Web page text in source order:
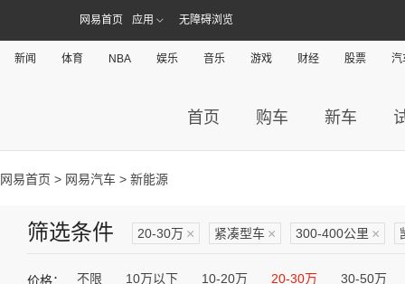
网易首页 应用 无障碍浏览
新闻 体育 NBA 娱乐 音乐 游戏 财经 股票 汽
首页 购车 新车
网易首页 > 网易汽车 > 新能源
筛选条件 20-30万 × 紧凑型车 × 300-400公里 ×
价格： 不限 10万以下 10-20万 20-30万 30-50万